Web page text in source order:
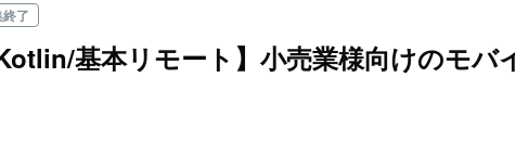
了
Kotlin/基本リモート】小売業様向けのモバ